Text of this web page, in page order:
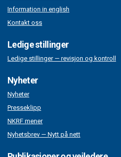
Information in english
Kontakt oss
Ledige stillinger
Ledige stillinger — revisjon og kontroll
Nyheter
Nyheter
Presseklipp
NKRF mener
Nyhetsbrev — Nytt på nett